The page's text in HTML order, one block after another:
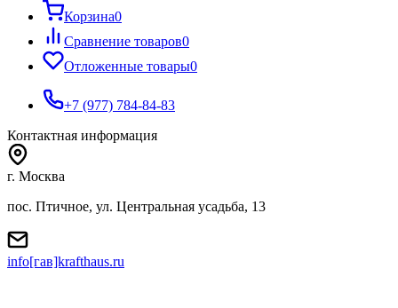
Корзина0
Сравнение товаров0
Отложенные товары0
+7 (977) 784-84-83
Контактная информация
г. Москва
пос. Птичное, ул. Центральная усадьба, 13
info[гав]krafthaus.ru